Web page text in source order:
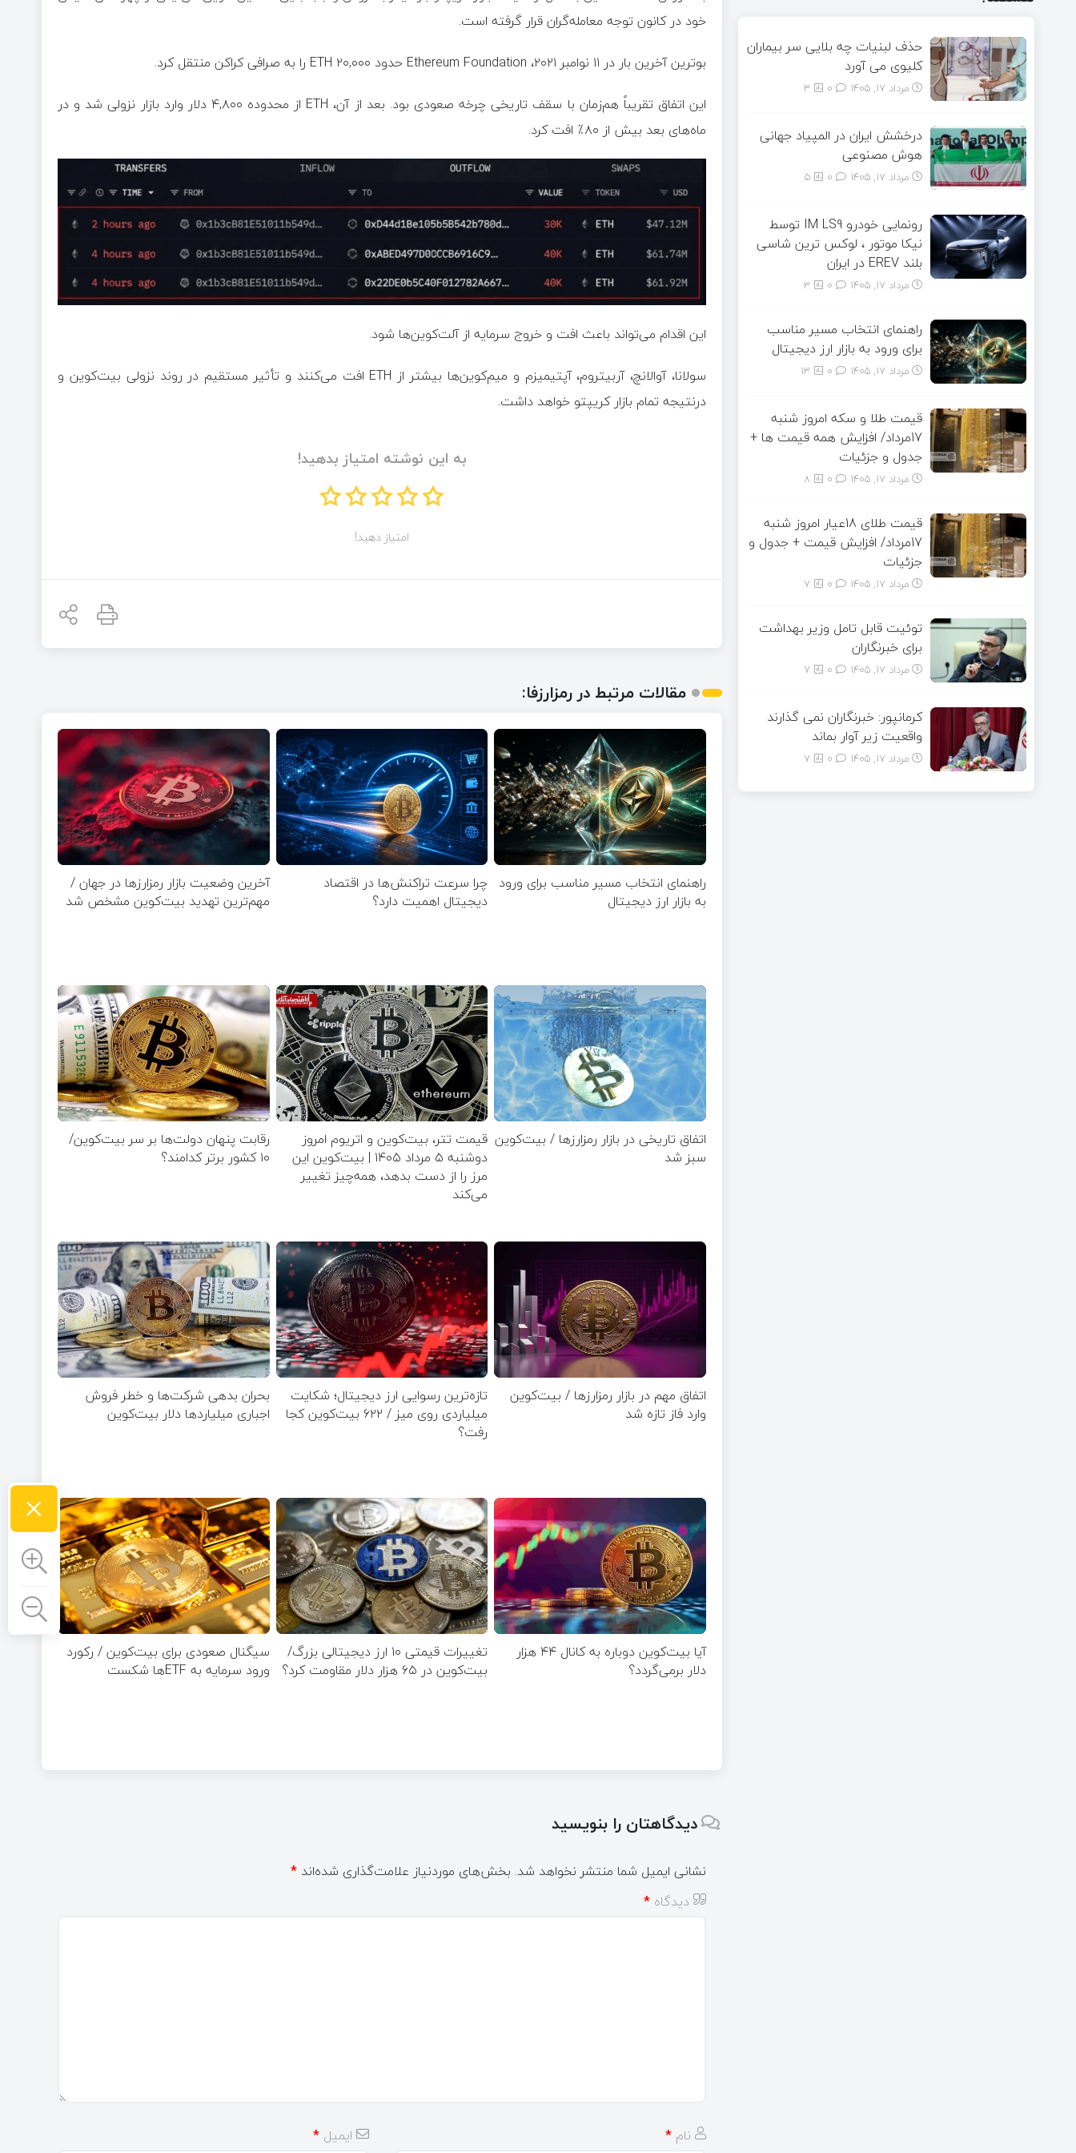
خود در کانون توجه معامله‌گران قرار گرفته است.
بوترین آخرین بار در ۱۱ نوامبر ۲۰۲۱، ‌Ethereum Foundation حدود ۲۰,۰۰۰ ETH را به صرافی کراکن منتقل کرد.
این اتفاق تقریباً هم‌زمان با سقف تاریخی چرخه صعودی بود. بعد از آن، ETH از محدوده ۴,۸۰۰ دلار وارد بازار نزولی شد و در
ماه‌های بعد بیش از ۸۰٪ افت کرد.
این اقدام می‌تواند باعث افت و خروج سرمایه از آلت‌کوین‌ها شود.
سولانا، آوالانچ، آربیتروم، آپتیمیزم و میم‌کوین‌ها بیشتر از ETH افت می‌کنند و تأثیر مستقیم در روند نزولی بیت‌کوین و
درنتیجه تمام بازار کریپتو خواهد داشت.
به این نوشته امتیاز بدهید!
امتیاز دهید!
مقالات مرتبط در رمزارزفا:
راهنمای انتخاب مسیر مناسب برای ورود
به بازار ارز دیجیتال
چرا سرعت تراکنش‌ها در اقتصاد
دیجیتال اهمیت دارد؟
آخرین وضعیت بازار رمزارزها در جهان /
مهم‌ترین تهدید بیت‌کوین مشخص شد
اتفاق تاریخی در بازار رمزارزها / بیت‌کوین
سبز شد
قیمت تتر، بیت‌کوین و اتریوم امروز
دوشنبه ۵ مرداد ۱۴۰۵ | بیت‌کوین این
مرز را از دست بدهد، همه‌چیز تغییر
می‌کند
رقابت پنهان دولت‌ها بر سر بیت‌کوین/
۱۰ کشور برتر کدامند؟
اتفاق مهم در بازار رمزارزها / بیت‌کوین
وارد فاز تازه شد
تازه‌ترین رسوایی ارز دیجیتال؛ شکایت
میلیاردی روی میز / ۶۲۲ بیت‌کوین کجا
رفت؟
بحران بدهی شرکت‌ها و خطر فروش
اجباری میلیاردها دلار بیت‌کوین
آیا بیت‌کوین دوباره به کانال ۴۴ هزار
دلار برمی‌گردد؟
تغییرات قیمتی ۱۰ ارز دیجیتالی بزرگ/
بیت‌کوین در ۶۵ هزار دلار مقاومت کرد؟
سیگنال صعودی برای بیت‌کوین / رکورد
ورود سرمایه به ETFها شکست
دیدگاهتان را بنویسید
نشانی ایمیل شما منتشر نخواهد شد. بخش‌های موردنیاز علامت‌گذاری شده‌اند *
دیدگاه *
نام * ایمیل*
حذف لبنیات چه بلایی سر بیماران
کلیوی می آورد
مرداد ۱۷, ۱۴۰۵ 3
درخشش ایران در المپیاد جهانی
هوش مصنوعی
مرداد ۱۷, ۱۴۰۵ 5
رونمایی خودرو IM LS9 توسط
نیکا موتور ، لوکس ترین شاسی
بلند EREV در ایران
مرداد ۱۷, ۱۴۰۵ 3
راهنمای انتخاب مسیر مناسب
برای ورود به بازار ارز دیجیتال
مرداد ۱۷, ۱۴۰۵ 13
قیمت طلا و سکه امروز شنبه
17مرداد/ افزایش همه قیمت ها +
جدول و جزئیات
مرداد ۱۷, ۱۴۰۵ 8
قیمت طلای 18عیار امروز شنبه
17مرداد/ افزایش قیمت + جدول و
جزئیات
مرداد ۱۷, ۱۴۰۵ 7
توئیت قابل تامل وزیر بهداشت
برای خبرنگاران
مرداد ۱۷, ۱۴۰۵ 7
کرمانپور: خبرنگاران نمی گذارند
واقعیت زیر آوار بماند
مرداد ۱۷, ۱۴۰۵ 7
×